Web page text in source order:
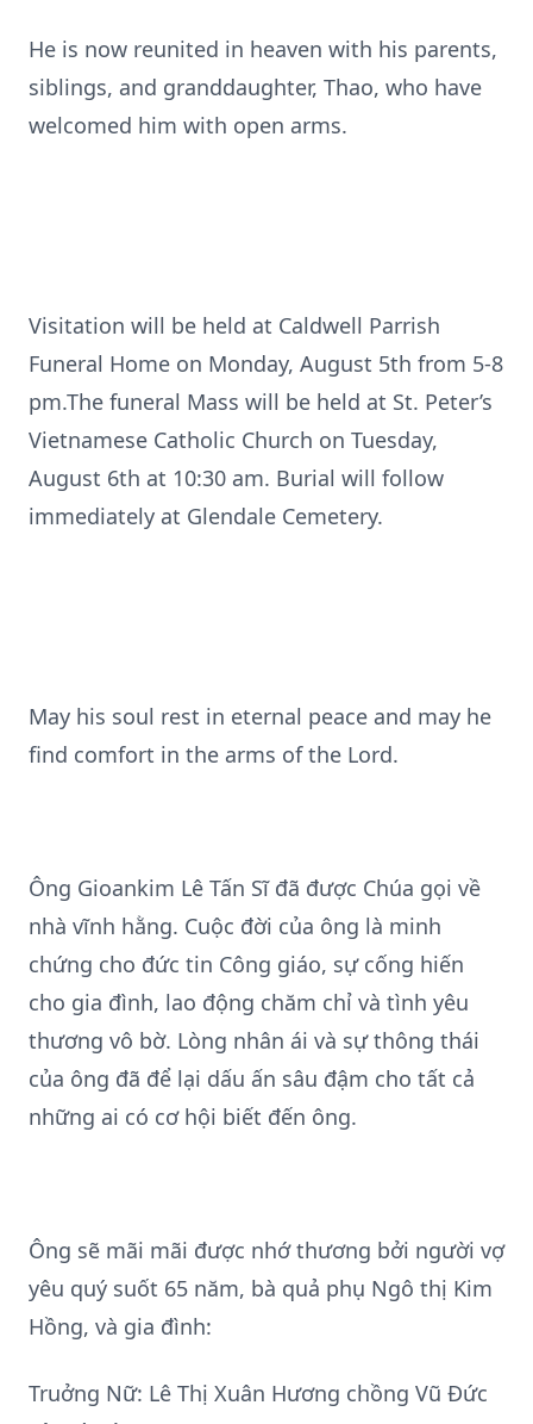
He is now reunited in heaven with his parents,
siblings, and granddaughter, Thao, who have
welcomed him with open arms.
Visitation will be held at Caldwell Parrish
Funeral Home on Monday, August 5th from 5-8
pm.The funeral Mass will be held at St. Peter’s
Vietnamese Catholic Church on Tuesday,
August 6th at 10:30 am. Burial will follow
immediately at Glendale Cemetery.
May his soul rest in eternal peace and may he
find comfort in the arms of the Lord.
Ông Gioankim Lê Tấn Sĩ đã được Chúa gọi về
nhà vĩnh hằng. Cuộc đời của ông là minh
chứng cho đức tin Công giáo, sự cống hiến
cho gia đình, lao động chăm chỉ và tình yêu
thương vô bờ. Lòng nhân ái và sự thông thái
của ông đã để lại dấu ấn sâu đậm cho tất cả
những ai có cơ hội biết đến ông.
Ông sẽ mãi mãi được nhớ thương bởi người vợ
yêu quý suốt 65 năm, bà quả phụ Ngô thị Kim
Hồng, và gia đình:
Truởng Nữ: Lê Thị Xuân Hương chồng Vũ Đức